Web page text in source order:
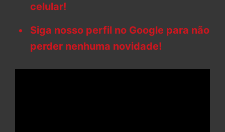
celular!
Siga nosso perfil no Google para não
perder nenhuma novidade!